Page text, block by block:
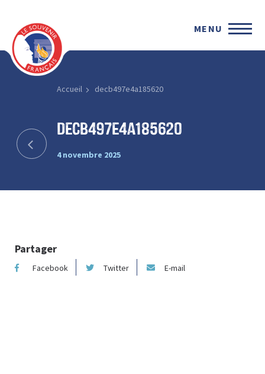
MENU
Accueil decb497e4a185620
decb497e4a185620
4 novembre 2025
Partager
Facebook Twitter E-mail